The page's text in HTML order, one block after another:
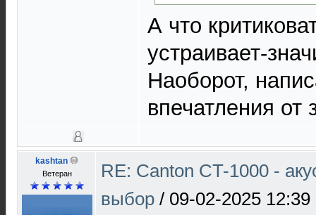
А что
устраивает-
Наоборот,
впечатления от
kashtan
Ветеран
RE: Canton CT-1000 -
выбор / 09-02-2025 12:39